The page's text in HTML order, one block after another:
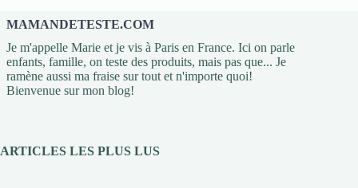
MAMANDETESTE.COM
Je m'appelle Marie et je vis à Paris en France. Ici on parle
enfants, famille, on teste des produits, mais pas que... Je
ramène aussi ma fraise sur tout et n'importe quoi!
Bienvenue sur mon blog!
ARTICLES LES PLUS LUS